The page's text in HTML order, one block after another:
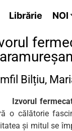
Librărie NOI
Bilțiu,
Izvorul
o călătorie
și mitul se